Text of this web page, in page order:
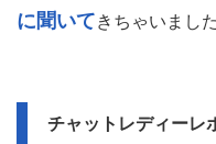
に聞いてきちゃいました
チャットレディーレ